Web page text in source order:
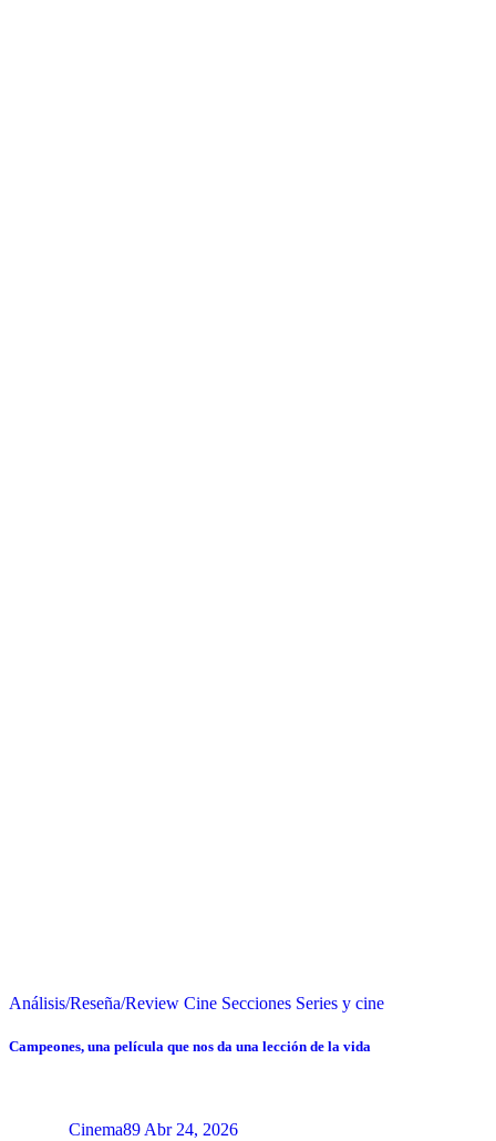
Análisis/Reseña/Review Cine Secciones Series y cine
Campeones, una película que nos da una lección de la vida
Cinema89 Abr 24, 2026